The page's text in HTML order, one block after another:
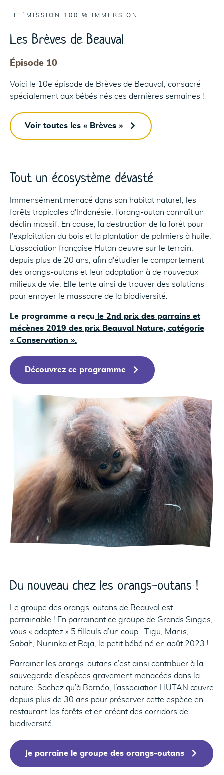
L'ÉMISSION 100 % IMMERSION
Les Brèves de Beauval
Épisode 10
Voici le 10e épisode de Brèves de Beauval, consacré
spécialement aux bébés nés ces dernières semaines !
Voir toutes les « Brèves »
Tout un écosystème dévasté
Immensément menacé dans son habitat naturel, les
forêts tropicales d'Indonésie, l'orang-outan connaît un
déclin massif. En cause, la destruction de la forêt pour
l'exploitation du bois et la plantation de palmiers à huile.
L'association française Hutan oeuvre sur le terrain,
depuis plus de 20 ans, afin d'étudier le comportement
des orangs-outans et leur adaptation à de nouveaux
milieux de vie. Elle tente ainsi de trouver des solutions
pour enrayer le massacre de la biodiversité.
Le programme a reçu le 2nd prix des parrains et
mécènes 2019 des prix Beauval Nature, catégorie
« Conservation ».
Découvrez ce programme
Du nouveau chez les orangs-outans !
Le groupe des orangs-outans de Beauval est
parrainable ! En parrainant ce groupe de Grands Singes,
vous « adoptez » 5 filleuls d’un coup : Tigu, Manis,
Sabah, Nuninka et Raja, le petit bébé né en août 2023 !
Parrainer les orangs-outans c’est ainsi contribuer à la
sauvegarde d’espèces gravement menacées dans la
nature. Sachez qu’à Bornéo, l’association HUTAN œuvre
depuis plus de 30 ans pour préserver cette espèce en
restaurant les forêts et en créant des corridors de
biodiversité.
Je parraine le groupe des orangs-outans